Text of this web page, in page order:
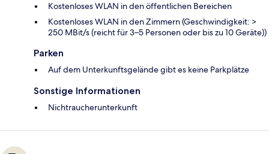
Kostenloses WLAN in den öffentlichen Bereichen
Kostenloses WLAN in den Zimmern (Geschwindigkeit: >
250 MBit/s (reicht für 3–5 Personen oder bis zu 10 Geräte))
Parken
Auf dem Unterkunftsgelände gibt es keine Parkplätze
Sonstige Informationen
Nichtraucherunterkunft